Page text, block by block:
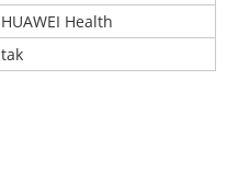
HUAWEI Health
tak